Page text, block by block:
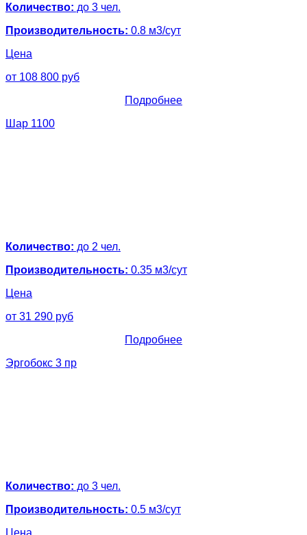
Количество: до 3 чел.
Производительность: 0.8 м3/сут
Цена
от 108 800 руб
Подробнее
Шар 1100
Количество: до 2 чел.
Производительность: 0.35 м3/сут
Цена
от 31 290 руб
Подробнее
Эргобокс 3 пр
Количество: до 3 чел.
Производительность: 0.5 м3/сут
Цена